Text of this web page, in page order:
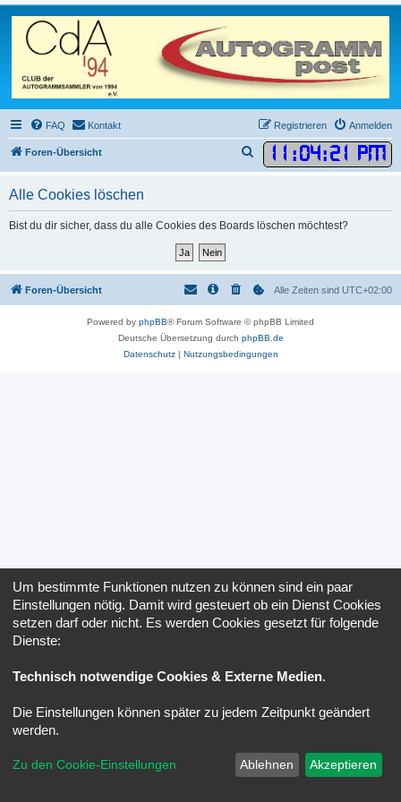
FAQ Kontakt Anmelden
Registrieren
Foren-Übersicht 11 :04:21 PM
u
Alle Cookies löschen
Bist du dir sicher, dass du alle Cookies des Boards löschen möchtest?
Foren-Übersicht Alle Zeiten sind UTC+02:00
Powered by phpBB® Forum Software © phpBB Limited
Deutsche Übersetzung durch phpBB.de
Datenschutz| Nutzungsbedingungen
Um bestimmte Funktionen nutzen zu können sind ein paar
Einstellungen nötig. Damit wird gesteuert ob ein Dienst Cookies
setzen darf oder nicht. Es werden Cookies gesetzt für folgende
Dienste:
Technisch notwendige Cookies & Externe Medien.
Die Einstellungen können später zu jedem Zeitpunkt geändert
werden.
Zu den Cookie-Einstellungen Ablehnen Akzeptieren